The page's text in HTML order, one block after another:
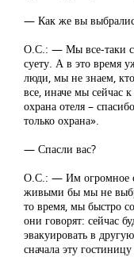
— Как же вы
О.С.: — Мы все-таки
суету. А в это время
люди, мы не знаем,
все, иначе мы сейчас
охрана отеля –
только охрана».
— Спасли вас?
О.С.: — Им огромное
живыми бы мы не
то время, мы быстро
они говорят: сейчас
эвакуировать в
сначала эту